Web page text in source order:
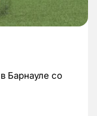
Барнауле со